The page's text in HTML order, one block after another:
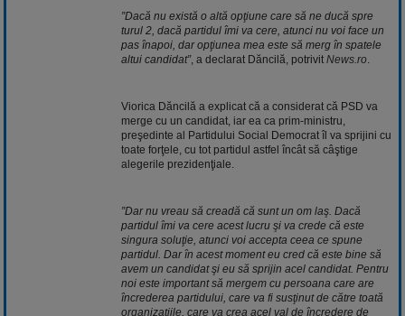
”Dacă nu există o altă opţiune care să ne ducă spre
turul 2, dacă partidul îmi va cere, atunci nu voi face un
pas înapoi, dar opţiunea mea este să merg în spatele
altui candidat”, a declarat Dăncilă, potrivit News.ro
Viorica Dăncilă a explicat că a considerat că PSD va
merge cu un candidat, iar ea ca prim-ministru,
preşedinte al Partidului Social Democrat îl va sprijini cu
toate forţele, cu tot partidul astfel încât să câştige
alegerile prezidenţiale.
”Dar nu vreau să creadă că sunt un om laş. Dacă
partidul îmi va cere acest lucru şi va crede că este
singura soluţie, atunci voi accepta ceea ce spune
partidul. Dar în acest moment eu cred că este bine să
avem un candidat şi eu să sprijin acel candidat. Pentru
noi este important să mergem cu persoana care are
încrederea partidului, care va fi susţinut de către toată
organizaţiile, care va crea acel val de încredere de